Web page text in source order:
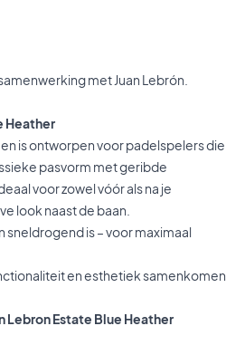
met Juan Lebrón.
Heather
is ontworpen voor padelspelers die
pasvorm met geribde
voor zowel vóór als na je
look naast de baan.
sneldrogend is – voor maximaal
en esthetiek samenkomen
Lebron Estate Blue Heather